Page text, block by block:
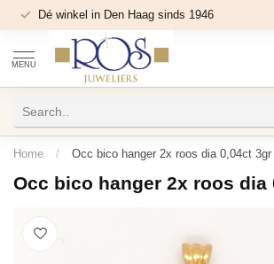
Dé winkel in Den Haag sinds 1946
MENU
Home / Occ bico hanger 2x roos dia 0,04ct 3gr
Occ bico hanger 2x roos dia